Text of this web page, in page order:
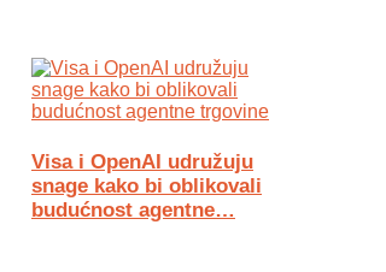
Visa i OpenAI udružuju
snage kako bi oblikovali
budućnost agentne…